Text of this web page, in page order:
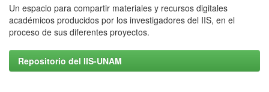
Un espacio para compartir materiales y recursos digitales
académicos producidos por los investigadores del IIS, en el
proceso de sus diferentes proyectos.
Repositorio del IIS-UNAM